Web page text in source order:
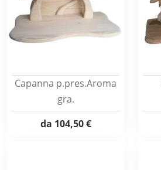
Capanna p.pres.Aroma
gra.
da 104,50 €